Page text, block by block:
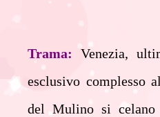
Trama: Venezia,
esclusivo complesso
del Mulino si